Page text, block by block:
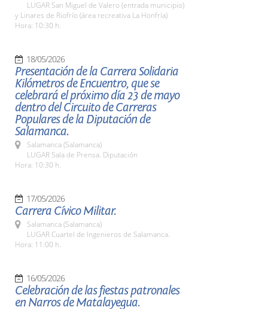
LUGAR San Miguel de Valero (entrada municipio)
y Linares de Riofrío (área recreativa La Honfría)
Hora: 10:30 h.
18/05/2026
Presentación de la Carrera Solidaria
Kilómetros de Encuentro, que se
celebrará el próximo día 23 de mayo
dentro del Circuito de Carreras
Populares de la Diputación de
Salamanca.
Salamanca (Salamanca)
LUGAR Sala de Prensa. Diputación
Hora: 10:30 h.
17/05/2026
Carrera Cívico Militar.
Salamanca (Salamanca)
LUGAR Cuartel de Ingenieros de Salamanca.
Hora: 11:00 h.
16/05/2026
Celebración de las fiestas patronales
en Narros de Matalayegua.